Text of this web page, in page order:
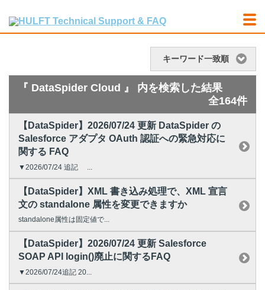
キーワード一致順
『 DataSpider Cloud 』 内を検索した結果
全164件
【DataSpider】2026/07/24 更新 DataSpider の
Salesforce アダプタ OAuth 認証への緊急対応に
関する FAQ
▼2026/07/24 追記 ...
【DataSpider】XML 書き込み処理で、XML 宣言
文の standalone 属性を変更できますか
standalone属性は固定値で...
【DataSpider】2026/07/24 更新 Salesforce
SOAP API login()廃止に関するFAQ
▼2026/07/24追記 20...